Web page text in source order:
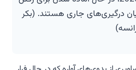
درگیری‌های جاری هستند. (بکر